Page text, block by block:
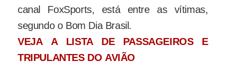
canal FoxSports, está entre as vítimas,
segundo o Bom Dia Brasil.
VEJA A LISTA DE PASSAGEIROS E
TRIPULANTES DO AVIÃO